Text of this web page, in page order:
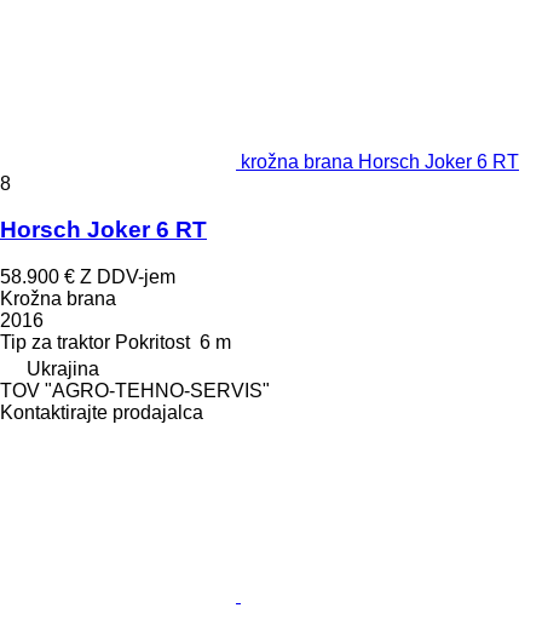
krožna brana Horsch Joker 6 RT
8
Horsch Joker 6 RT
58.900 € Z DDV-jem
Krožna brana
2016
Tip za traktor Pokritost 6 m
Ukrajina
TOV "AGRO-TEHNO-SERVIS"
Kontaktirajte prodajalca